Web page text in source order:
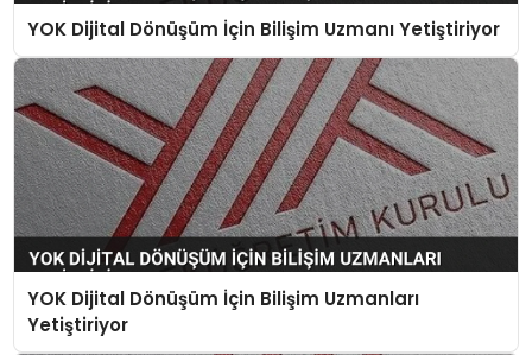
YOK Dijital Dönüşüm İçin Bilişim Uzmanı Yetiştiriyor
YOK Dijital Dönüşüm İçin Bilişim Uzmanları
Yetiştiriyor